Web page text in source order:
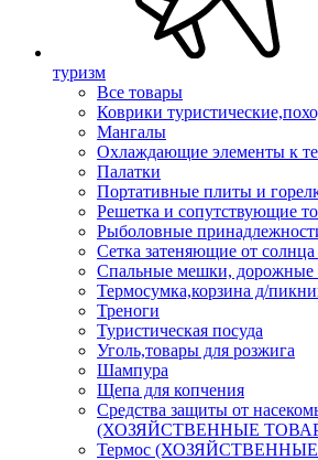
туризм
Все товары
Коврики
Мангалы
Охлаждающие элементы к
Палатки
Портативные плиты и
Решетка и сопутствующие
Рыболовные
Сетка затеняющие от
Спальные мешки, дорожные
Термосумка,корзина д/
Треноги
Туристическая посуда
Уголь,товары для розжига
Шампура
Щепа для копчения
Средства защиты от
(ХОЗЯЙСТВЕННЫЕ
Термос